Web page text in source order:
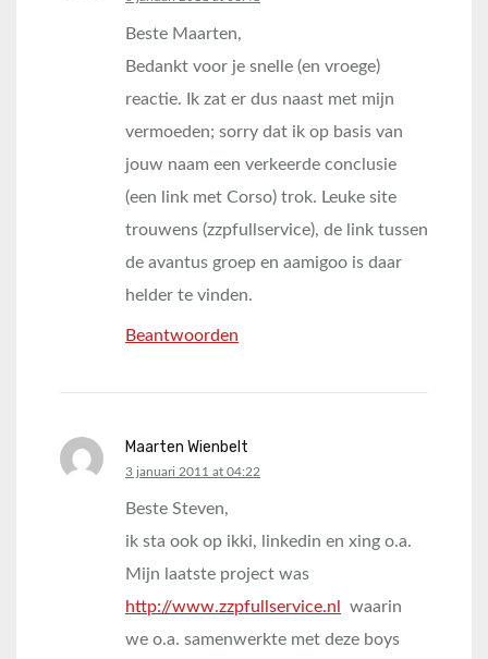
Beste Maarten,
Bedankt voor je snelle (en vroege)
reactie. Ik zat er dus naast met mijn
vermoeden; sorry dat ik op basis van
jouw naam een verkeerde conclusie
(een link met Corso) trok. Leuke site
trouwens (zzpfullservice), de link tussen
de avantus groep en aamigoo is daar
helder te vinden.
Beantwoorden
Maarten Wienbelt
says:
3 januari 2011 at 04:22
Beste Steven,
ik sta ook op ikki, linkedin en xing o.a.
Mijn laatste project was
http://www.zzpfullservice.nl
waarin
we o.a. samenwerkte met deze boys